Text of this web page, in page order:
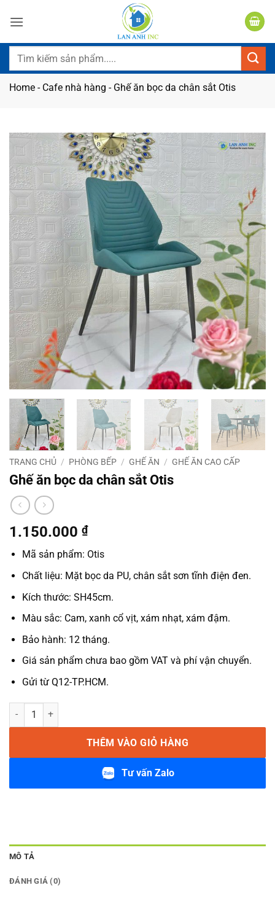
qua
dung
Tìm
Home - Cafe nhà hàng - Ghế ăn bọc da chân sắt Otis
TRANG CHỦ / PHÒNG BẾP / GHẾ ĂN / GHẾ ĂN CAO CẤP
Ghế ăn bọc da chân sắt Otis
1.150.000 ₫
Mã sản phẩm: Otis
Chất liệu: Mặt bọc da PU, chân sắt sơn tĩnh điện đen.
Kích thước: SH45cm.
Màu sắc: Cam, xanh cổ vịt, xám nhạt, xám đậm.
Bảo hành: 12 tháng.
Giá sản phẩm chưa bao gồm VAT và phí vận chuyển.
Gửi từ Q12-TP.HCM.
Ghế ăn bọc da chân sắt Otis số lượng
THÊM VÀO GIỎ HÀNG
Tư vấn Zalo
MÔ TẢ
ĐÁNH GIÁ (0)